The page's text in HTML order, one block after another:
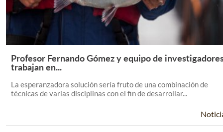
Leer Más +
Profesor Fernando Gómez y equipo de
trabajan en...
La esperanzadora solución sería fruto de una combinación de
técnicas de varias disciplinas con el fin de desarrollar...